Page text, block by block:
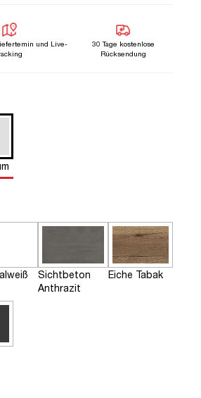
und Live-
30 Tage kostenlose
Rücksendung
Sichtbeton
Anthrazit
Eiche Tabak